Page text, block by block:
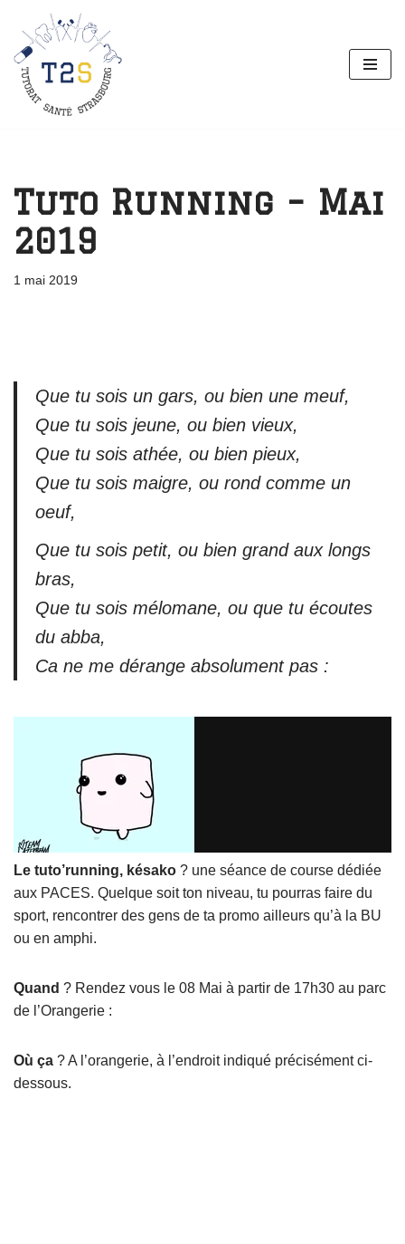
Aller
au
contenu
Tuto Running – Mai
2019
1 mai 2019
Que tu sois un gars, ou bien une meuf,
Que tu sois jeune, ou bien vieux,
Que tu sois athée, ou bien pieux,
Que tu sois maigre, ou rond comme un
oeuf,
Que tu sois petit, ou bien grand aux longs
bras,
Que tu sois mélomane, ou que tu écoutes
du abba,
Ca ne me dérange absolument pas :
Le tuto’running, késako ? une séance de course dédiée
aux PACES. Quelque soit ton niveau, tu pourras faire du
sport, rencontrer des gens de ta promo ailleurs qu’à la BU
ou en amphi.
Quand ? Rendez vous le 08 Mai à partir de 17h30 au parc
de l’Orangerie :
Où ça ? A l’orangerie, à l’endroit indiqué précisément ci-
dessous.